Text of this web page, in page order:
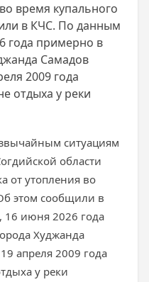
время купального
в КЧС. По данным
года примерно в
Самадов
2009 года
отдыха у реки
ситуациям
области
от утопления во
этом сообщили в
16 июня 2026 года
Худжанда
апреля 2009 года
у реки